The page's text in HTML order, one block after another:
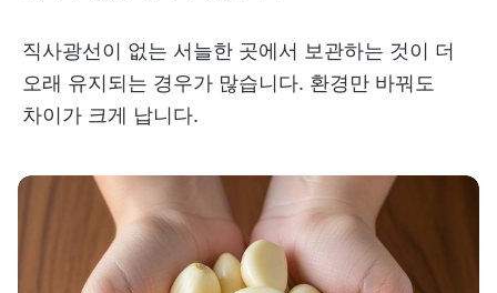
직사광선이 없는 서늘한 곳에서 보관하는 것이 더
오래 유지되는 경우가 많습니다. 환경만 바꿔도
차이가 크게 납니다.